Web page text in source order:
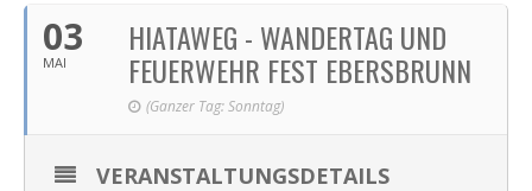
03
MAI
HIATAWEG - WANDERTAG UND
FEUERWEHR FEST EBERSBRUNN
(Ganzer Tag: Sonntag)
VERANSTALTUNGSDETAILS